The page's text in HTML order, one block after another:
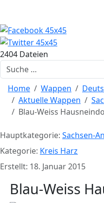
2404 Dateien
Suchen
Home Wappen
Aktuelle Wappen
Blau-Weiss
Hauptkategorie: Sachsen-
Kategorie: Kreis Harz
Erstellt: 18. Januar 2015
Blau-Weiss